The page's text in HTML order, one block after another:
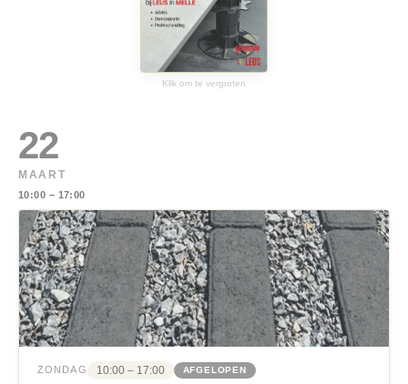
Klik om te vergroten
22
MAART
10:00 – 17:00
ZONDAG 10:00 – 17:00 AFGELOPEN